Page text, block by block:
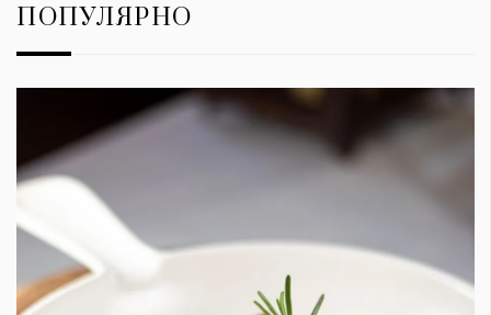
ПОПУЛЯРНО